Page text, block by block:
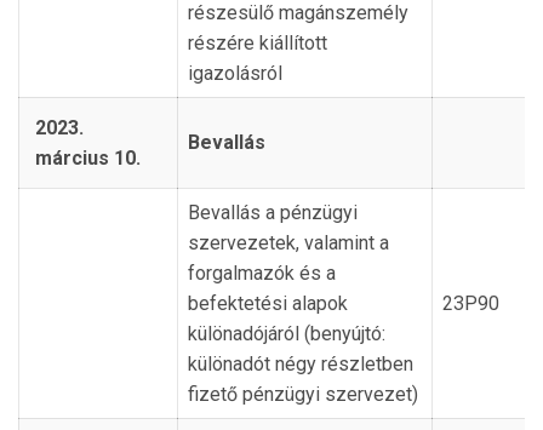
részesülő magánszemély
részére kiállított
igazolásról
2023.
március 10.
Bevallás
Bevallás a pénzügyi
szervezetek, valamint a
forgalmazók és a
befektetési alapok
különadójáról (benyújtó:
különadót négy részletben
fizető pénzügyi szervezet)
23P90